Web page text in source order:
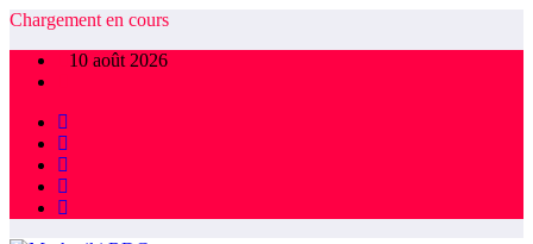
Chargement en cours
10 août 2026